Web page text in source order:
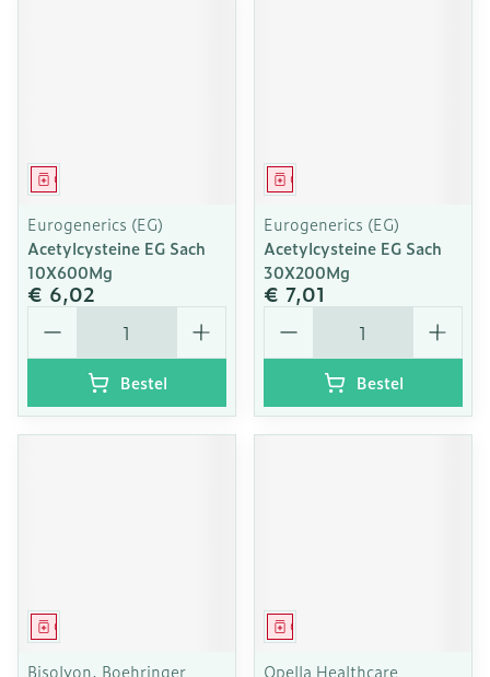
Geneesmiddel
Eurogenerics (EG)
Acetylcysteine EG Sach
10X600Mg
€ 6,02
Aantal
Bestel
Geneesmiddel
Eurogenerics (EG)
Acetylcysteine EG Sach
30X200Mg
€ 7,01
Aantal
Bestel
Geneesmiddel
Bisolvon, Boehringer
Geneesmiddel
Opella Healthcare